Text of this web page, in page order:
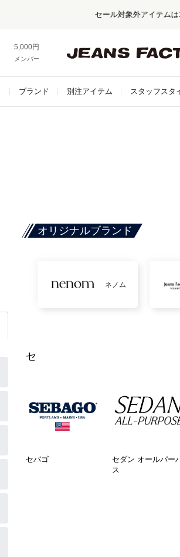
セール対象外アイテムは10%ポ
5,000円以上お買い上げで送料無料！
メンバー登録でお得な情報をゲット。さらに詳しく
ブランド 別注アイテム スタッフスタ
オリジナルブランド
ネノム
セ
セバゴ
セダン オールパー
ス